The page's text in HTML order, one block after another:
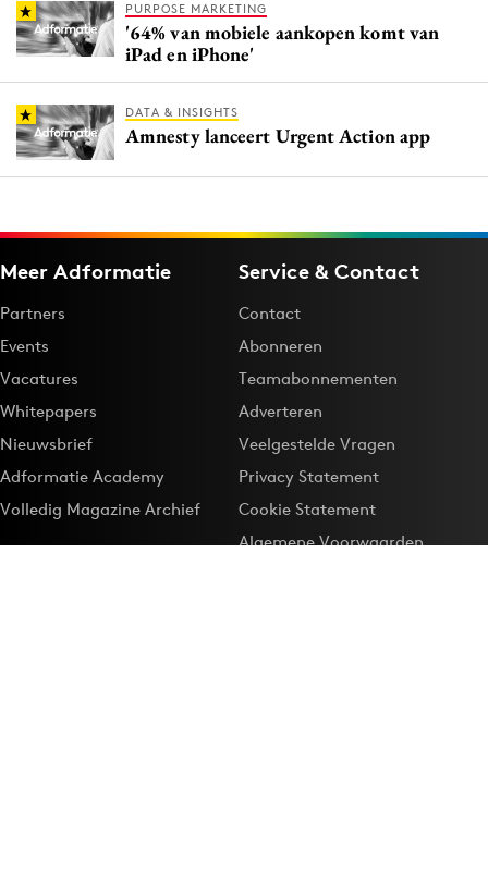
PURPOSE MARKETING
'64% van mobiele aankopen komt van
iPad en iPhone'
DATA & INSIGHTS
Amnesty lanceert Urgent Action app
Meer Adformatie
Partners
Events
Vacatures
Whitepapers
Nieuwsbrief
Adformatie Academy
Volledig Magazine Archief
Service & Contact
Contact
Abonneren
Teamabonnementen
Adverteren
Veelgestelde Vragen
Privacy Statement
Cookie Statement
Algemene Voorwaarden